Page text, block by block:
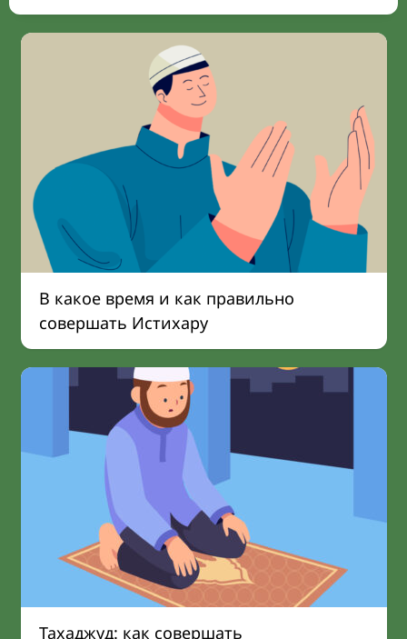
В какое время и как правильно
совершать Истихару
Тахаджуд: как совершать